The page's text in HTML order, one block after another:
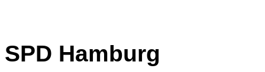
SPD Hamburg